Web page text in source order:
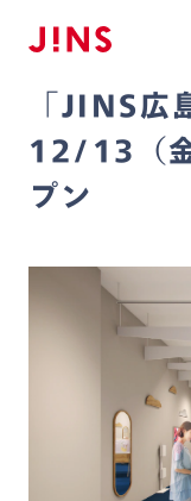
2019/12/13
「JINS広
12/13（金
プン